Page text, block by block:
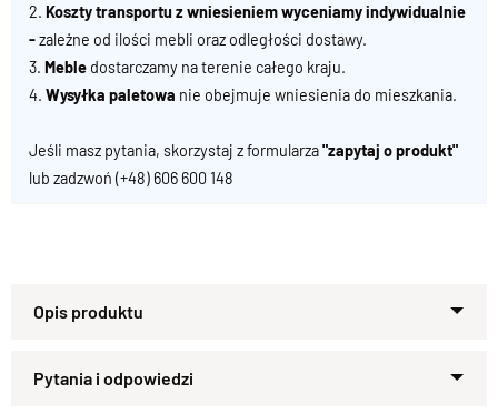
2. Koszty transportu z wniesieniem wyceniamy indywidualnie
-zależne od ilości mebli oraz odległości dostawy.
3. Meble dostarczamy na terenie całego kraju.
4. Wysyłka paletowa nie obejmuje wniesienia do mieszkania.
Jeśli masz pytania, skorzystaj z formularza"zapytaj o produkt"
lub zadzwoń (+48) 606 600 148
Materiał